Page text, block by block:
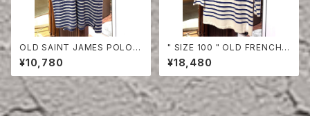
OLD SAINT JAMES POLO S
HIRT
¥10,780
" SIZE 100 " OLD FRENCH
NAVY BORDER CUT-SEW
¥18,480